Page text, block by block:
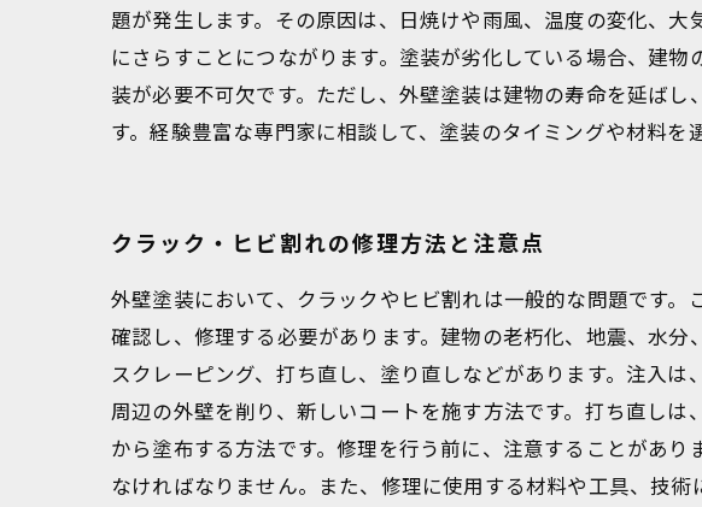
題が発生します。その原因は、日焼けや雨風、温度の変化、
にさらすことにつながります。塗装が劣化している場合、建
装が必要不可欠です。ただし、外壁塗装は建物の寿命を延ば
す。経験豊富な専門家に相談して、塗装のタイミングや材料を
クラック・ヒビ割れの修理方法と注意点
外壁塗装において、クラックやヒビ割れは一般的な問題です
確認し、修理する必要があります。建物の老朽化、地震、水
スクレーピング、打ち直し、塗り直しなどがあります。注入
周辺の外壁を削り、新しいコートを施す方法です。打ち直し
から塗布する方法です。修理を行う前に、注意することがあ
なければなりません。また、修理に使用する材料や工具、技